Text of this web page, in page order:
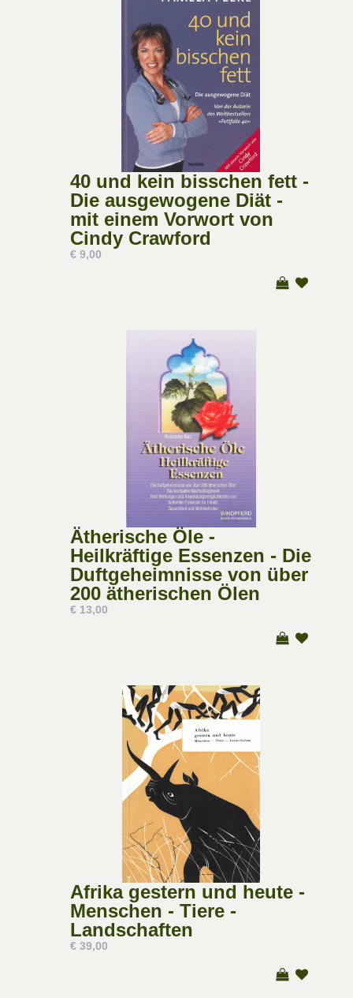
40 und kein bisschen fett -
Die ausgewogene Diät -
mit einem Vorwort von
Cindy Crawford
€ 9,00
Ätherische Öle -
Heilkräftige Essenzen - Die
Duftgeheimnisse von über
200 ätherischen Ölen
€ 13,00
Afrika gestern und heute -
Menschen - Tiere -
Landschaften
€ 39,00